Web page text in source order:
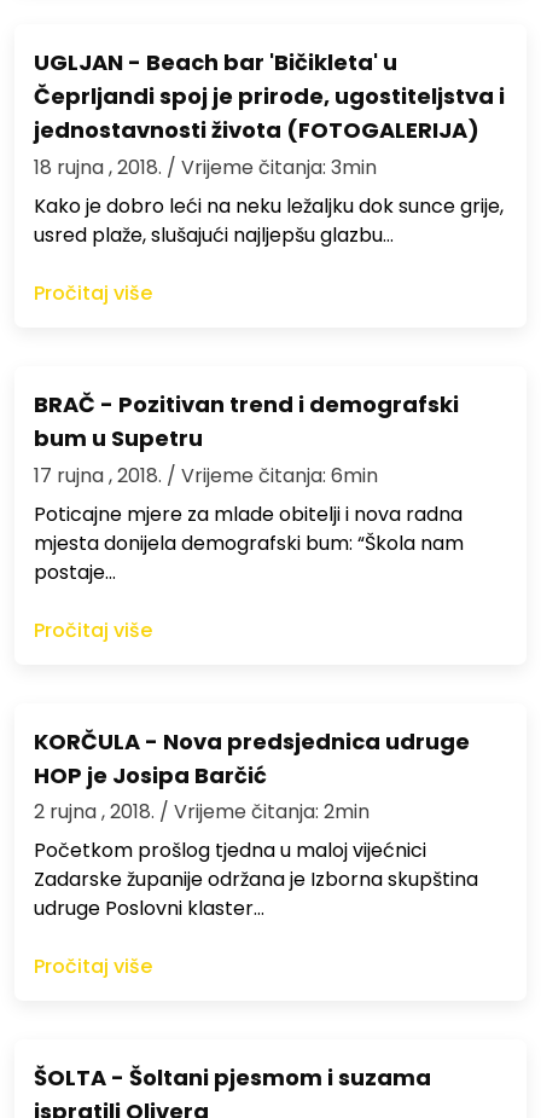
UGLJAN - Beach bar 'Bičikleta' u
Čeprljandi spoj je prirode, ugostiteljstva i
jednostavnosti života (FOTOGALERIJA)
18 rujna , 2018. / Vrijeme čitanja: 3min
Kako je dobro leći na neku ležaljku dok sunce grije,
usred plaže, slušajući najljepšu glazbu…
Pročitaj više
BRAČ - Pozitivan trend i demografski
bum u Supetru
17 rujna , 2018. / Vrijeme čitanja: 6min
Poticajne mjere za mlade obitelji i nova radna
mjesta donijela demografski bum: “Škola nam
postaje…
Pročitaj više
KORČULA - Nova predsjednica udruge
HOP je Josipa Barčić
2 rujna , 2018. / Vrijeme čitanja: 2min
Početkom prošlog tjedna u maloj vijećnici
Zadarske županije održana je Izborna skupština
udruge Poslovni klaster…
Pročitaj više
ŠOLTA - Šoltani pjesmom i suzama
ispratili Olivera